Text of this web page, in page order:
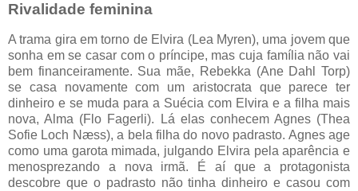
Rivalidade feminina
A trama gira em torno de Elvira (Lea Myren), uma jovem que
sonha em se casar com o príncipe, mas cuja família não vai
bem financeiramente. Sua mãe, Rebekka (Ane Dahl Torp)
se casa novamente com um aristocrata que parece ter
dinheiro e se muda para a Suécia com Elvira e a filha mais
nova, Alma (Flo Fagerli). Lá elas conhecem Agnes (Thea
Sofie Loch Næss), a bela filha do novo padrasto. Agnes age
como uma garota mimada, julgando Elvira pela aparência e
menosprezando a nova irmã. É aí que a protagonista
descobre que o padrasto não tinha dinheiro e casou com